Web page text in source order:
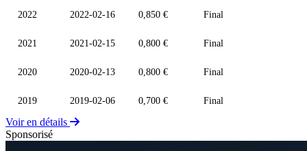
2022 2022-02-16 0,850 € Final
2021 2021-02-15 0,800 € Final
2020 2020-02-13 0,800 € Final
2019 2019-02-06 0,700 € Final
Voir en détails
Sponsorisé